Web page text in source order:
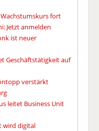
fort
Jetzt anmelden
ist neuer
Geschäftstätigkeit auf
verstärkt
leitet Business Unit
wird digital